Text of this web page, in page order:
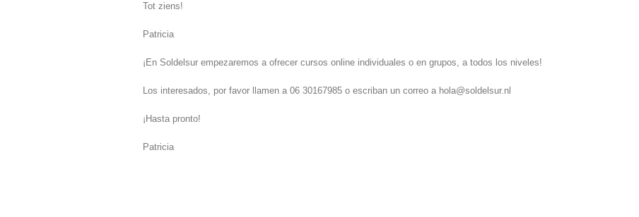
Tot ziens!
Patricia
¡En Soldelsur empezaremos a ofrecer cursos online individuales o en grupos, a todos los niveles!
Los interesados, por favor llamen a 06 30167985 o escriban un correo a hola@soldelsur.nl
¡Hasta pronto!
Patricia